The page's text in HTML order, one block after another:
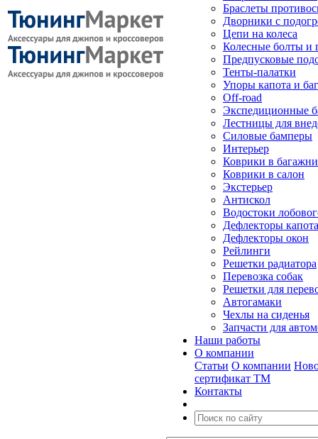
Браслеты
Дворники с
Цепи на колеса
Колесные болты и
Предпусковые
Тенты-палатки
Упоры капота и
Off-road
Экспедиционные
Лестницы для
Силовые бамперы
Интерьер
Коврики в
Коврики в салон
Экстерьер
Антискол
Водостоки
Дефлекторы капота
Дефлекторы окон
Рейлинги
Решетки радиатора
Перевозка собак
Решетки для
Автогамаки
Чехлы на сиденья
Запчасти для
Наши работы
О компании
Статьи О компании
сертификат ТМ
Контакты